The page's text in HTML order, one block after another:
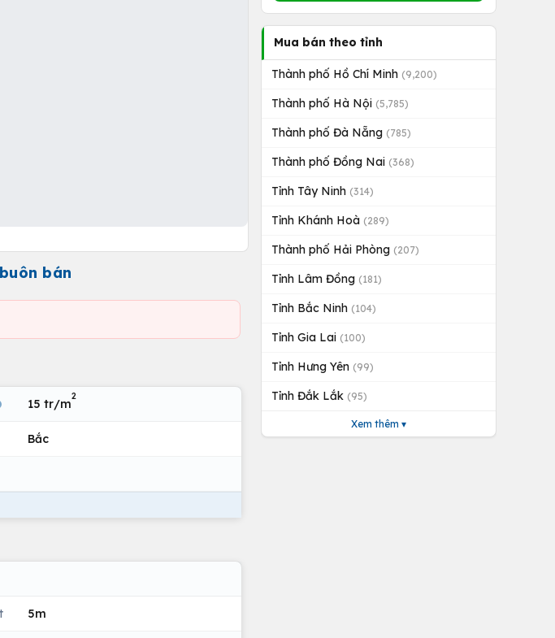
bán
15 tr/m
2
Bắc
5m
Mua bán theo tỉnh
Thành phố Hồ Chí Minh (9,200)
Thành phố Hà Nội (5,785)
Thành phố Đà Nẵng (785)
Thành phố Đồng Nai (368)
Tỉnh Tây Ninh (314)
Tỉnh Khánh Hoà (289)
Thành phố Hải Phòng (207)
Tỉnh Lâm Đồng (181)
Tỉnh Bắc Ninh (104)
Tỉnh Gia Lai (100)
Tỉnh Hưng Yên (99)
Tỉnh Đắk Lắk (95)
Xem thêm ▾